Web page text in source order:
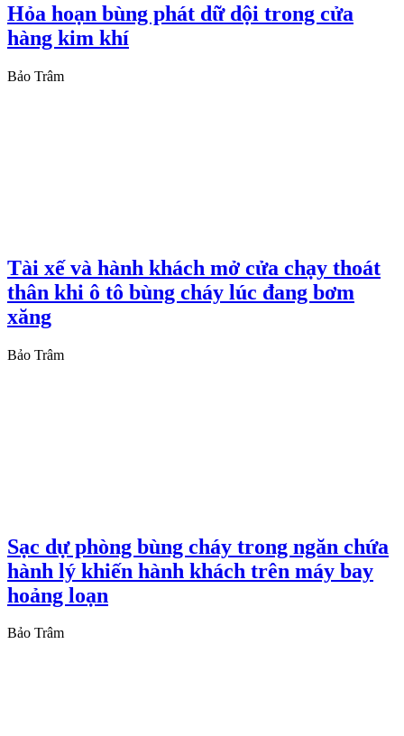
Hỏa hoạn bùng phát dữ dội trong cửa
hàng kim khí
Bảo Trâm
Tài xế và hành khách mở cửa chạy thoát
thân khi ô tô bùng cháy lúc đang bơm
xăng
Bảo Trâm
Sạc dự phòng bùng cháy trong ngăn chứa
hành lý khiến hành khách trên máy bay
hoảng loạn
Bảo Trâm